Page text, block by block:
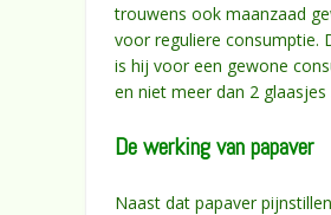
trouwens ook maanzaad
voor reguliere consumptie.
is hij voor een gewone
en niet meer dan 2
De werking van papaver
Naast dat papaver